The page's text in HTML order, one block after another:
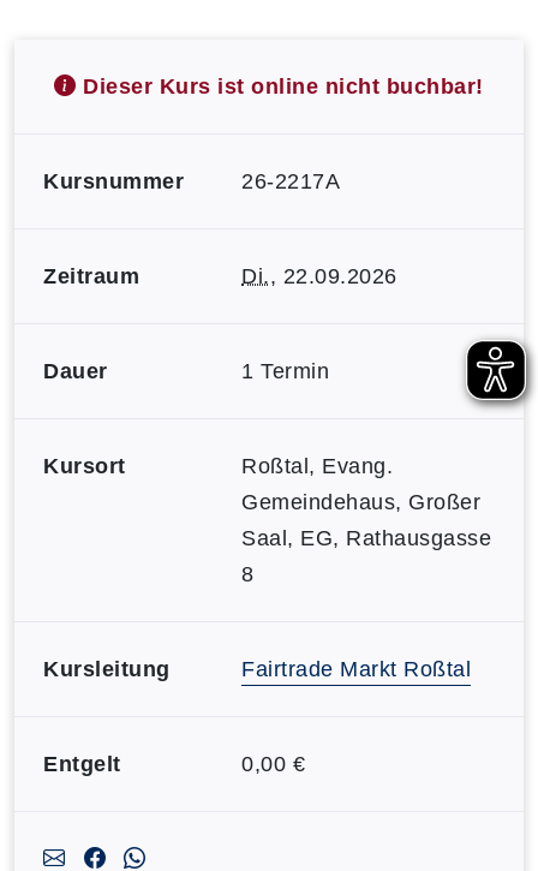
Dieser Kurs ist online nicht buchbar!
Kursnummer 26-2217A
Zeitraum Di., 22.09.2026
Dauer 1 Termin
Kursort
Roßtal, Evang.
Gemeindehaus, Großer
Saal, EG, Rathausgasse
8
Kursleitung Fairtrade Markt Roßtal
Entgelt 0,00 €